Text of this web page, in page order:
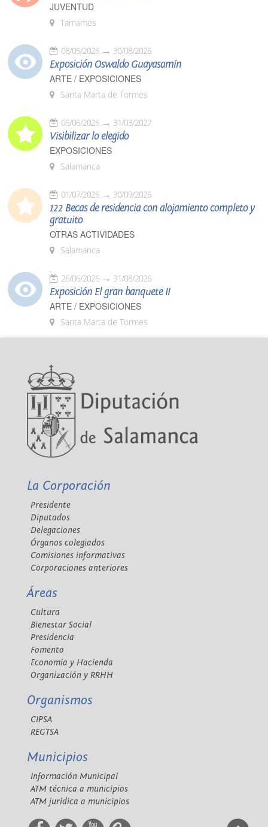
JUVENTUD
Tamames
08/05/2026 30/08/2026
Exposición Oswaldo Guayasamín
ARTE / EXPOSICIONES
Santa Marta de Tormes
05/06/2026 31/03/2027
Visibilizar lo elegido
EXPOSICIONES
Salamanca
01/07/2026 30/09/2026
122 Becas de residencia con alojamiento completo y
gratuito
OTRAS ACTIVIDADES
Salamanca
26/06/2026 31/08/2026
Exposición El gran banquete II
ARTE / EXPOSICIONES
Santa Marta de Tormes
La Corporación
Presidente
Diputados
Delegaciones
Órganos colegiados
Comisiones informativas
Corporaciones anteriores
Áreas
Cultura
Bienestar Social
Presidencia
Fomento
Economía y Hacienda
Organización y RRHH
Organismos
CIPSA
REGTSA
Municipios
Información Municipal
ATM técnica a municipios
ATM jurídica a municipios